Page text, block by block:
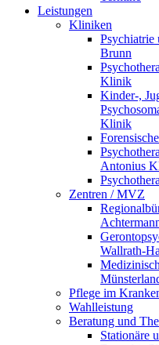
Leistungen
Kliniken
Psychiatrie
Brunn
Klinik
Kinder-,
Klinik
Antonius
Zentren / MVZ
Wallrath-
Pflege im
Wahlleistung
Beratung und
Stationäre